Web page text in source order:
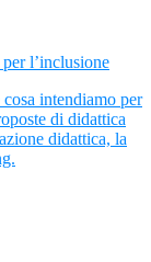
l’inclusione
intendiamo per
di didattica
didattica, la